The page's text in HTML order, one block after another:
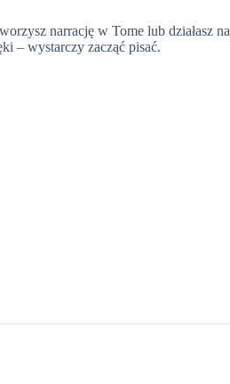
narrację w Tome lub działasz na
– wystarczy zacząć pisać.